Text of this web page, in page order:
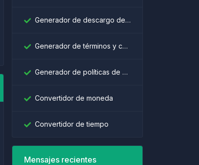
Generador de descargo de responsabilidad
Generador de términos y condiciones
Generador de políticas de privacidad
Convertidor de moneda
Convertidor de tiempo
Mensajes recientes